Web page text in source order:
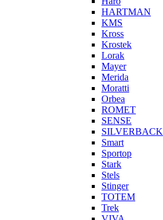
HARTMAN
KMS
Kross
Krostek
Lorak
Mayer
Merida
Moratti
Orbea
ROMET
SENSE
SILVERBACK
Smart
Sportop
Stark
Stels
Stinger
TOTEM
Trek